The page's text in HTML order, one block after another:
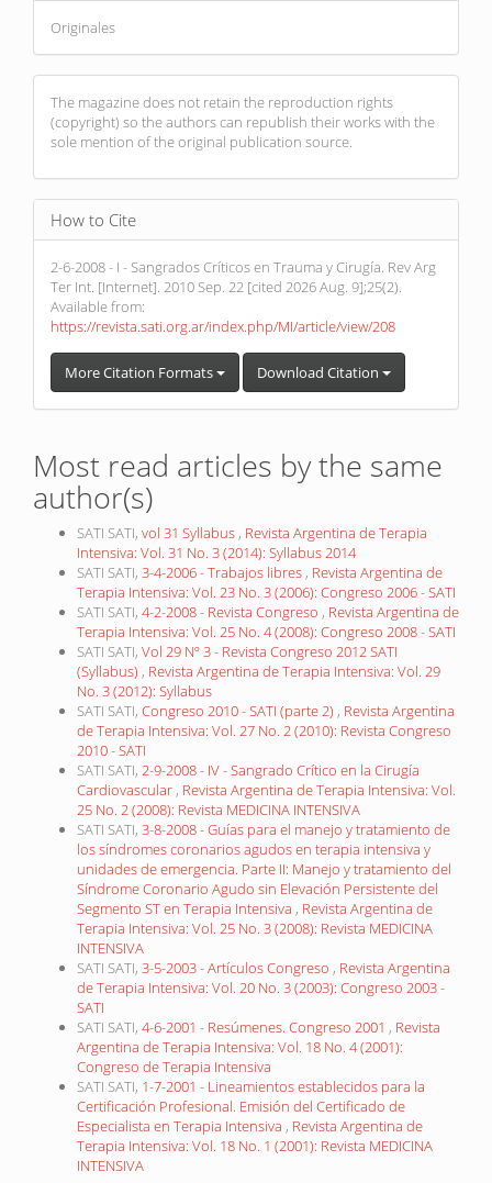
Originales
The magazine does not retain the reproduction rights
(copyright) so the authors can republish their works with the
sole mention of the original publication source.
How to Cite
2-6-2008 - I - Sangrados Críticos en Trauma y Cirugía. Rev Arg
Ter Int. [Internet]. 2010 Sep. 22 [cited 2026 Aug. 9];25(2).
Available from:
https://revista.sati.org.ar/index.php/MI/article/view/208
More Citation Formats Download Citation
Most read articles by the same
author(s)
SATI SATI, vol 31 Syllabus , Revista Argentina de Terapia
Intensiva: Vol. 31 No. 3 (2014): Syllabus 2014
SATI SATI, 3-4-2006 - Trabajos libres , Revista Argentina de
Terapia Intensiva: Vol. 23 No. 3 (2006): Congreso 2006 - SATI
SATI SATI, 4-2-2008 - Revista Congreso , Revista Argentina de
Terapia Intensiva: Vol. 25 No. 4 (2008): Congreso 2008 - SATI
SATI SATI, Vol 29 Nº 3 - Revista Congreso 2012 SATI
(Syllabus) , Revista Argentina de Terapia Intensiva: Vol. 29
No. 3 (2012): Syllabus
SATI SATI, Congreso 2010 - SATI (parte 2) , Revista Argentina
de Terapia Intensiva: Vol. 27 No. 2 (2010): Revista Congreso
2010 - SATI
SATI SATI, 2-9-2008 - IV - Sangrado Crítico en la Cirugía
Cardiovascular , Revista Argentina de Terapia Intensiva: Vol.
25 No. 2 (2008): Revista MEDICINA INTENSIVA
SATI SATI, 3-8-2008 - Guías para el manejo y tratamiento de
los síndromes coronarios agudos en terapia intensiva y
unidades de emergencia. Parte II: Manejo y tratamiento del
Síndrome Coronario Agudo sin Elevación Persistente del
Segmento ST en Terapia Intensiva , Revista Argentina de
Terapia Intensiva: Vol. 25 No. 3 (2008): Revista MEDICINA
INTENSIVA
SATI SATI, 3-5-2003 - Artículos Congreso , Revista Argentina
de Terapia Intensiva: Vol. 20 No. 3 (2003): Congreso 2003 -
SATI
SATI SATI, 4-6-2001 - Resúmenes. Congreso 2001 , Revista
Argentina de Terapia Intensiva: Vol. 18 No. 4 (2001):
Congreso de Terapia Intensiva
SATI SATI, 1-7-2001 - Lineamientos establecidos para la
Certificación Profesional. Emisión del Certificado de
Especialista en Terapia Intensiva , Revista Argentina de
Terapia Intensiva: Vol. 18 No. 1 (2001): Revista MEDICINA
INTENSIVA